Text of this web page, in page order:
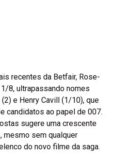
recentes da Betfair, Rose-
8, ultrapassando nomes
e Henry Cavill (1/10), que
candidatos ao papel de 007.
sugere uma crescente
mesmo sem qualquer
do novo filme da saga.